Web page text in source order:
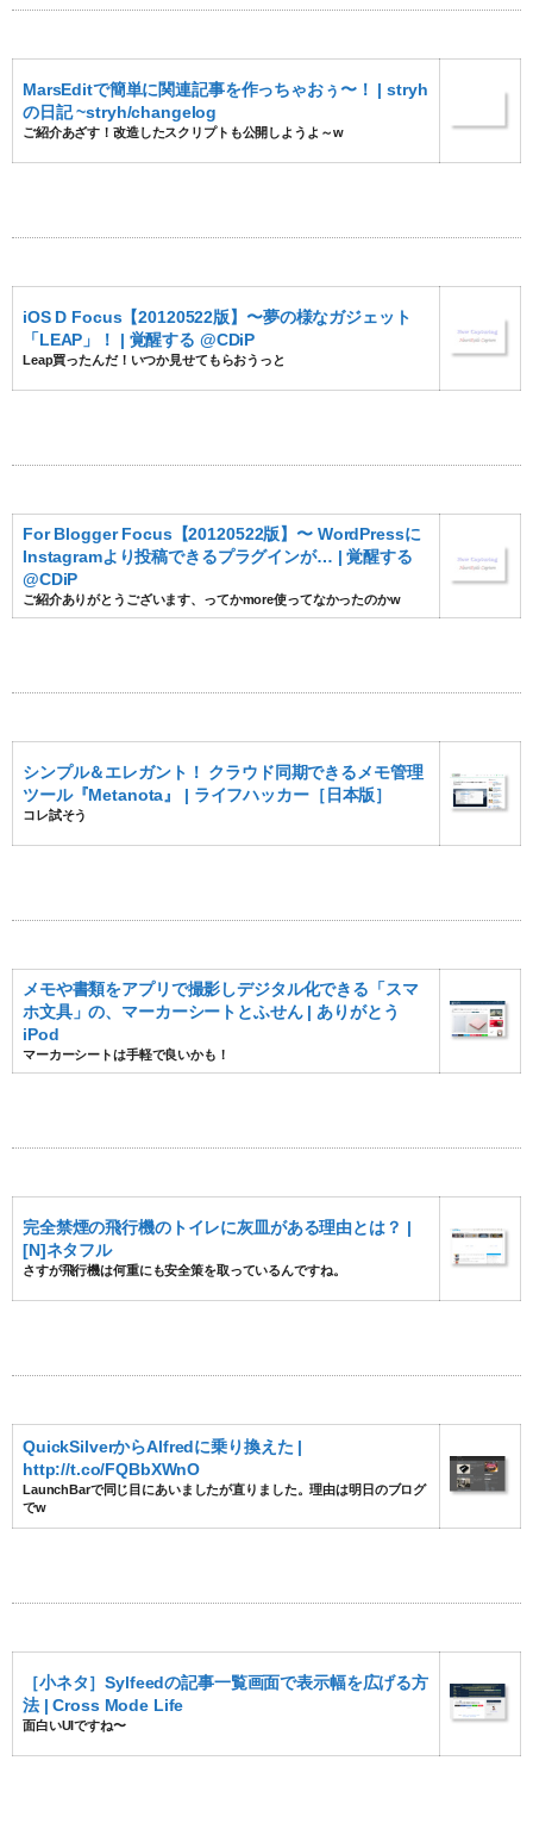
MarsEditで簡単に関連記事を作っちゃおぅ〜！ | stryh
の日記 ~stryh/changelog
ご紹介あざす！改造したスクリプトも公開しようよ～w
iOS D Focus【20120522版】〜夢の様なガジェット
「LEAP」！ | 覚醒する @CDiP
Leap買ったんだ！いつか見せてもらおうっと
For Blogger Focus【20120522版】〜 WordPressに
Instagramより投稿できるプラグインが… | 覚醒する
@CDiP
ご紹介ありがとうございます、ってかmore使ってなかったのかw
シンプル＆エレガント！ クラウド同期できるメモ管理
ツール『Metanota』 | ライフハッカー［日本版］
コレ試そう
メモや書類をアプリで撮影しデジタル化できる「スマ
ホ文具」の、マーカーシートとふせん | ありがとう
iPod
マーカーシートは手軽で良いかも！
完全禁煙の飛行機のトイレに灰皿がある理由とは？ |
[N]ネタフル
さすが飛行機は何重にも安全策を取っているんですね。
QuickSilverからAlfredに乗り換えた |
http://t.co/FQBbXWnO
LaunchBarで同じ目にあいましたが直りました。理由は明日のブログ
でw
［小ネタ］Sylfeedの記事一覧画面で表示幅を広げる方
法 | Cross Mode Life
面白いUIですね〜